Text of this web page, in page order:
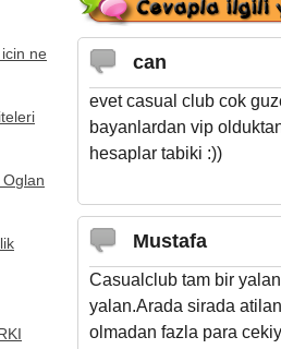
can
evet casual club cok
bayanlardan vip
hesaplar tabiki :))
Mustafa
Casualclub tam bir
yalan.Arada sirada
olmadan fazla para
ne